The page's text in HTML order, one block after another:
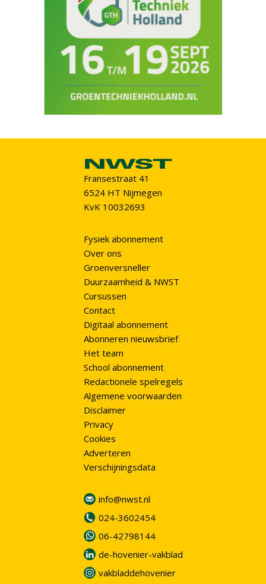
Fransestraat 41
6524 HT Nijmegen
KvK 10032693
Fysiek abonnement
Over ons
Groenversneller
Duurzaamheid & NWST
Cursussen
Contact
Digitaal abonnement
Abonneren nieuwsbrief
Het team
School abonnement
Redactionele spelregels
Algemene voorwaarden
Disclaimer
Privacy
Cookies
Adverteren
Verschijningsdata
info@nwst.nl
024-3602454
06-42798144
de-hovenier-vakblad
vakbladdehovenier